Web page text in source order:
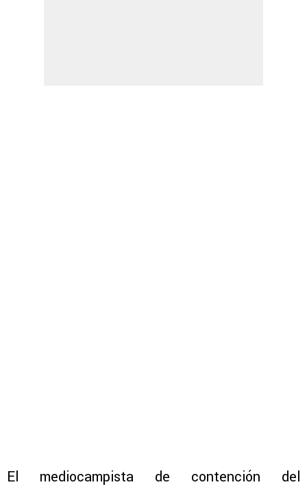
El mediocampista de contención del